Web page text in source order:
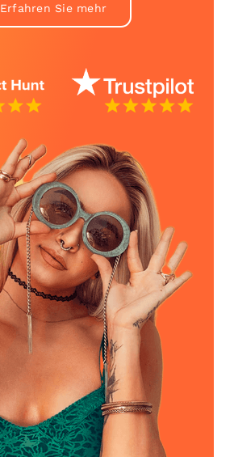
Erfahren Sie mehr